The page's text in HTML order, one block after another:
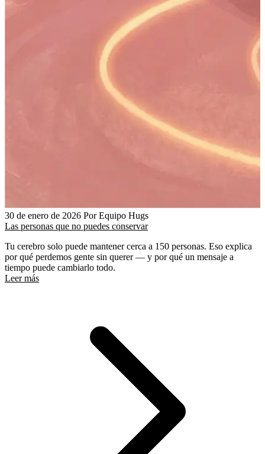
30 de enero de 2026 Por Equipo Hugs
Las personas que no puedes conservar
Tu cerebro solo puede mantener cerca a 150 personas. Eso explica
por qué perdemos gente sin querer — y por qué un mensaje a
tiempo puede cambiarlo todo.
Leer más